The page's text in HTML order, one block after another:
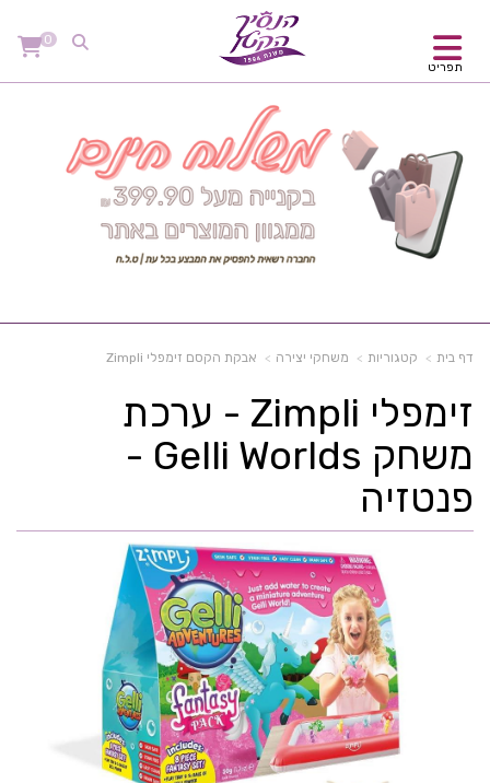
תפריט
0
דף בית קטגוריות משחקי יצירה אבקת הקסם זימפלי Zimpli
זימפלי Zimpli - ערכת
משחק Gelli Worlds -
פנטזיה